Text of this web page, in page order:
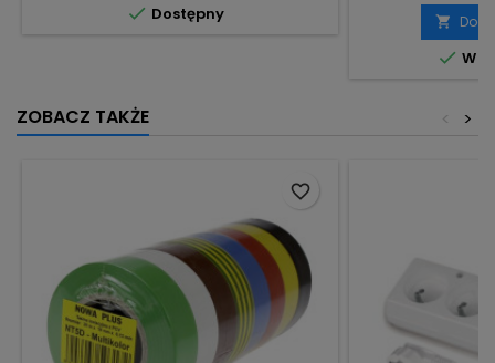
 Dostępny 
 W
ZOBACZ TAKŻE >
<
favorite_border